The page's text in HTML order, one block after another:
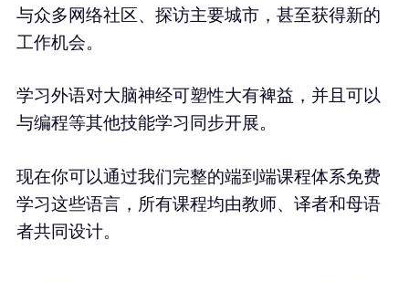
与众多网络社区、探访主要城市，甚至获得新的
工作机会。
学习外语对大脑神经可塑性大有裨益，并且可以
与编程等其他技能学习同步开展。
现在你可以通过我们完整的端到端课程体系免费
学习这些语言，所有课程均由教师、译者和母语
者共同设计。